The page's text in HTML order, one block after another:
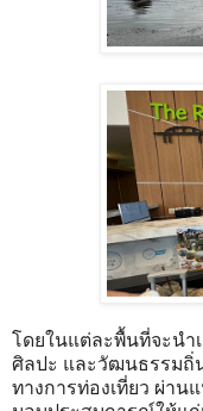
โดยในแต่ละพื้นที่จะนำ
ศิลปะ และวัฒนธรรมถิ่
ทางการท่องเที่ยว ผ่าน